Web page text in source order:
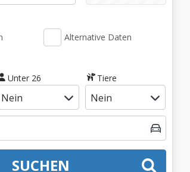
Alternative Daten
Unter 26 Tiere
SUCHEN